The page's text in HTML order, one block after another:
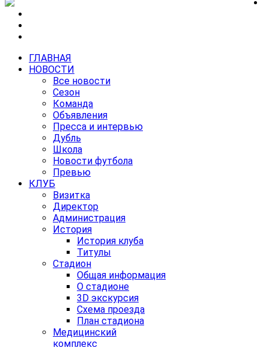
ГЛАВНАЯ
НОВОСТИ
Все новости
Сезон
Команда
Объявления
Пресса и интервью
Дубль
Школа
Новости футбола
Превью
КЛУБ
Визитка
Директор
Администрация
История
История клуба
Титулы
Стадион
Общая информация
О стадионе
3D экскурсия
Схема проезда
План стадиона
Медицинский
комплекс